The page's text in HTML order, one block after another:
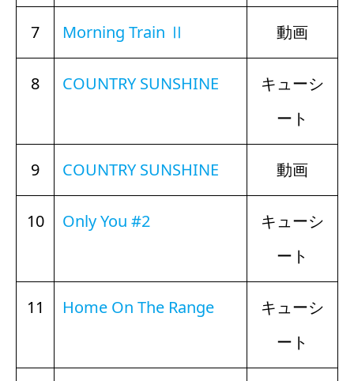
7 Morning Train Ⅱ 動画
8 COUNTRY SUNSHINE
キューシ
ート
9 COUNTRY SUNSHINE 動画
10 Only You #2
キューシ
ート
11 Home On The Range
キューシ
ート